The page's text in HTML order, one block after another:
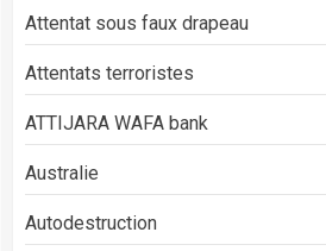
Attentat sous faux drapeau
Attentats terroristes
ATTIJARA WAFA bank
Australie
Autodestruction